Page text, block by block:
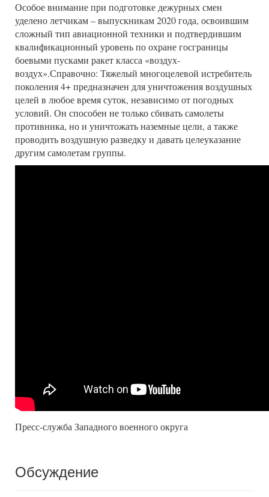
Особое внимание при подготовке дежурных смен
уделено летчикам – выпускникам 2020 года, освоившим
сложный тип авиационной техники и подтвердившим
квалификационный уровень по охране госграницы
боевыми пусками ракет класса «воздух-
воздух».Справочно: Тяжелый многоцелевой истребитель
поколения 4+ предназначен для уничтожения воздушных
целей в любое время суток, независимо от погодных
условий. Он способен не только сбивать самолеты
противника, но и уничтожать наземные цели, а также
проводить воздушную разведку и давать целеуказание
другим самолетам группы.
Пресс-служба Западного военного округа
Обсуждение